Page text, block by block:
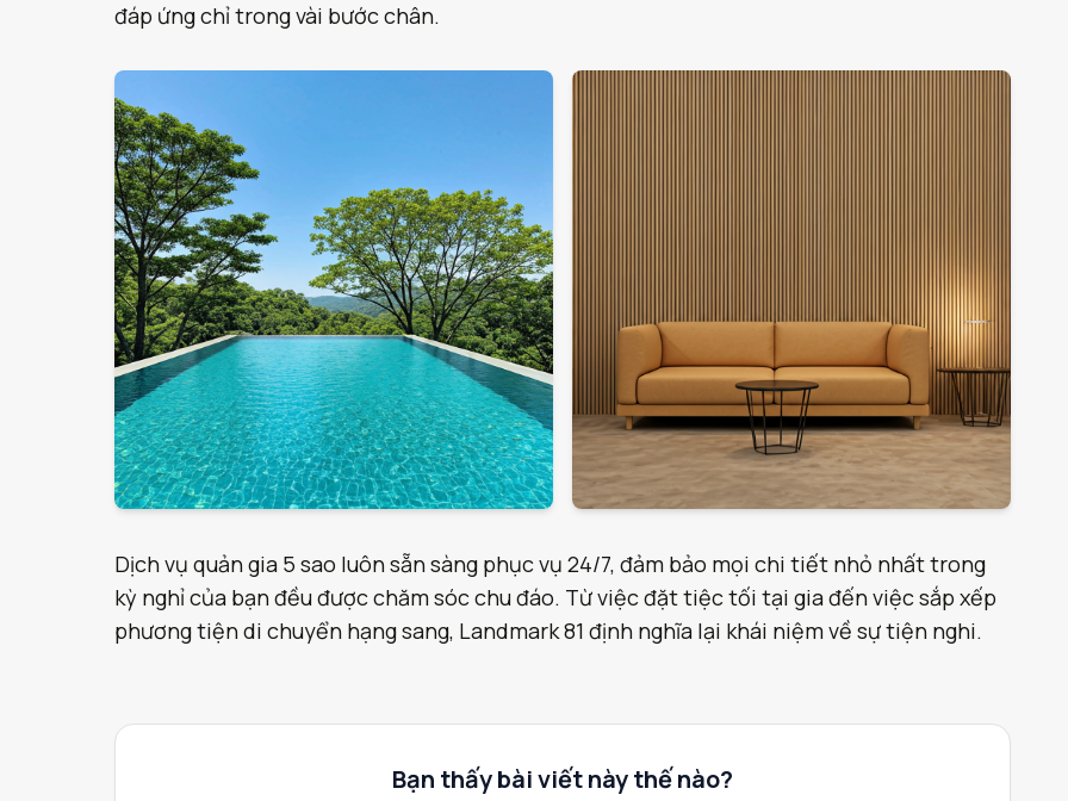
đáp ứng chỉ trong vài bước chân.
Dịch vụ quản gia 5 sao luôn sẵn sàng phục vụ 24/7, đảm bảo mọi chi tiết nhỏ nhất trong
kỳ nghỉ của bạn đều được chăm sóc chu đáo. Từ việc đặt tiệc tối tại gia đến việc sắp xếp
phương tiện di chuyển hạng sang, Landmark 81 định nghĩa lại khái niệm về sự tiện nghi.
Bạn thấy bài viết này thế nào?